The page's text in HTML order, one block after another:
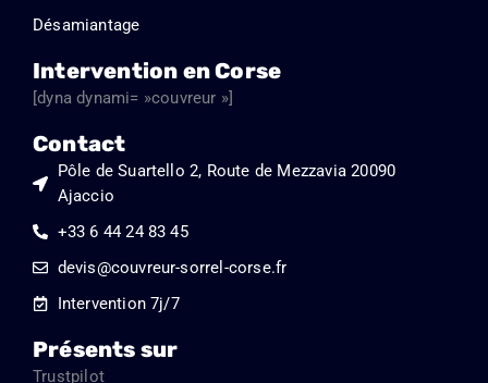
Désamiantage
Intervention en Corse
[dyna dynami= »couvreur »]
Contact
Pôle de Suartello 2, Route de Mezzavia 20090
Ajaccio
+33 6 44 24 83 45
devis@couvreur-sorrel-corse.fr
Intervention 7j/7
Présents sur
Trustpilot